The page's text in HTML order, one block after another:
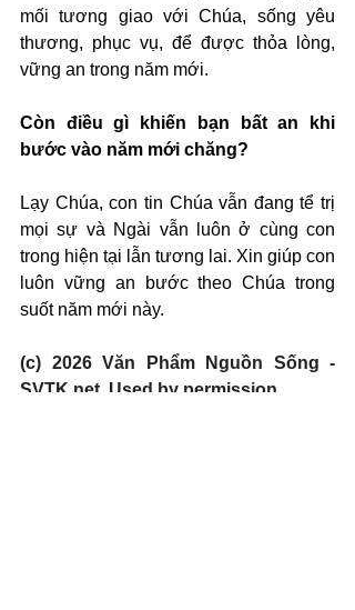
mối tương giao với Chúa, sống yêu
thương, phục vụ, để được thỏa lòng,
vững an trong năm mới.
Còn điều gì khiến bạn bất an khi
bước vào năm mới chăng?
Lạy Chúa, con tin Chúa vẫn đang tể trị
mọi sự và Ngài vẫn luôn ở cùng con
trong hiện tại lẫn tương lai. Xin giúp con
luôn vững an bước theo Chúa trong
suốt năm mới này.
(c) 2026 Văn Phẩm Nguồn Sống -
SVTK.net. Used by permission.